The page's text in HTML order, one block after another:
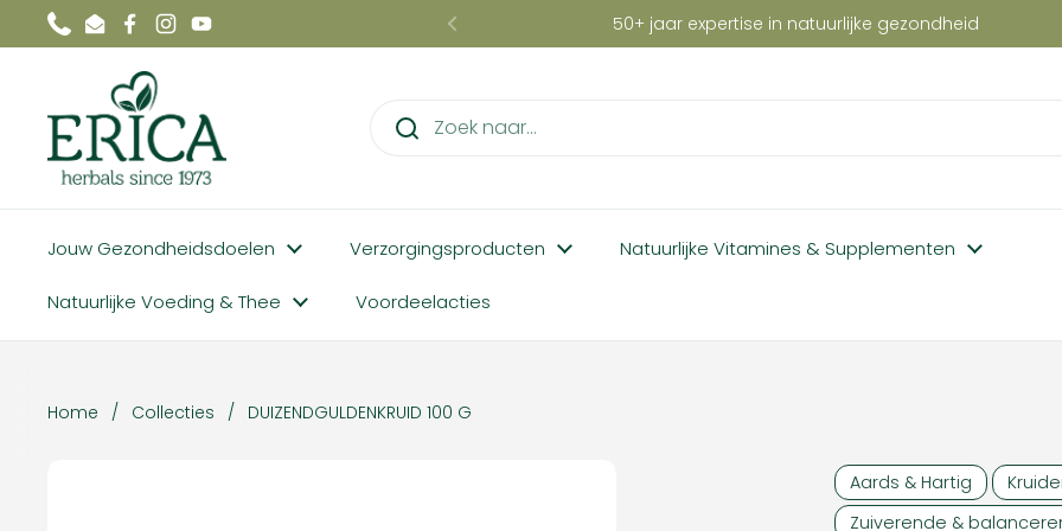
Ga naar content
PhoneEmailFacebook
Instagram
YouTube Vorige 50+ jaar expertise in natuurlijke gezondheid
Jouw Gezondheidsdoelen Verzorgingsproducten Natuurlijke Vitamines & Supplementen
Natuurlijke Voeding & Thee Voordeelacties
Home / Collecties / DUIZENDGULDENKRUID 100 G
Aards & Hartig
Zuiverende &